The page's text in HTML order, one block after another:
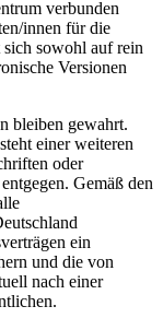
verbunden
innen für die
sowohl auf rein
Versionen
bleiben gewahrt.
einer weiteren
oder
Gemäß den
ein
und die von
nach einer